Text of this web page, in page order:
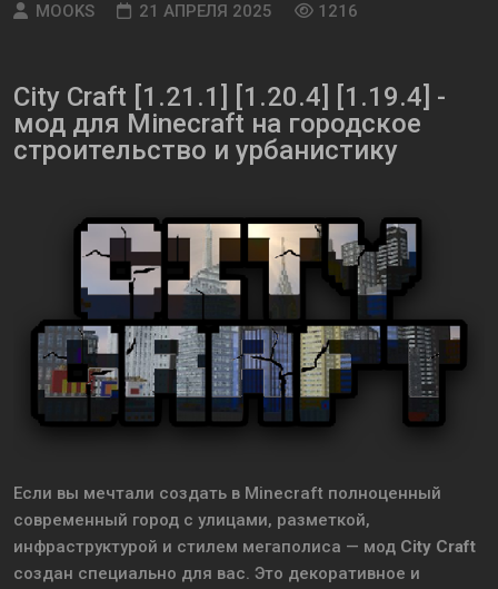
MOOKS
21 АПРЕЛЯ 2025 1216
City Craft [1.21.1] [1.20.4] [1.19.4] -
мод для Minecraft на городское
строительство и урбанистику
Если вы мечтали создать в Minecraft полноценный
современный город с улицами, разметкой,
инфраструктурой и стилем мегаполиса — мод City Craft
создан специально для вас. Это декоративное и